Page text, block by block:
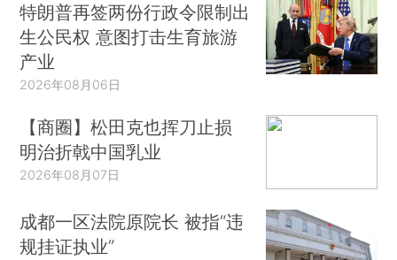
特朗普再签两份行政令限制出
生公民权 意图打击生育旅游
产业
2026年08月06日
【商圈】松田克也挥刀止损
明治折戟中国乳业
2026年08月07日
成都一区法院原院长 被指“违
规挂证执业”